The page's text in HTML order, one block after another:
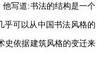
写道:书法的结构是一个
可以从中国书法风格的
史依据建筑风格的变迁来